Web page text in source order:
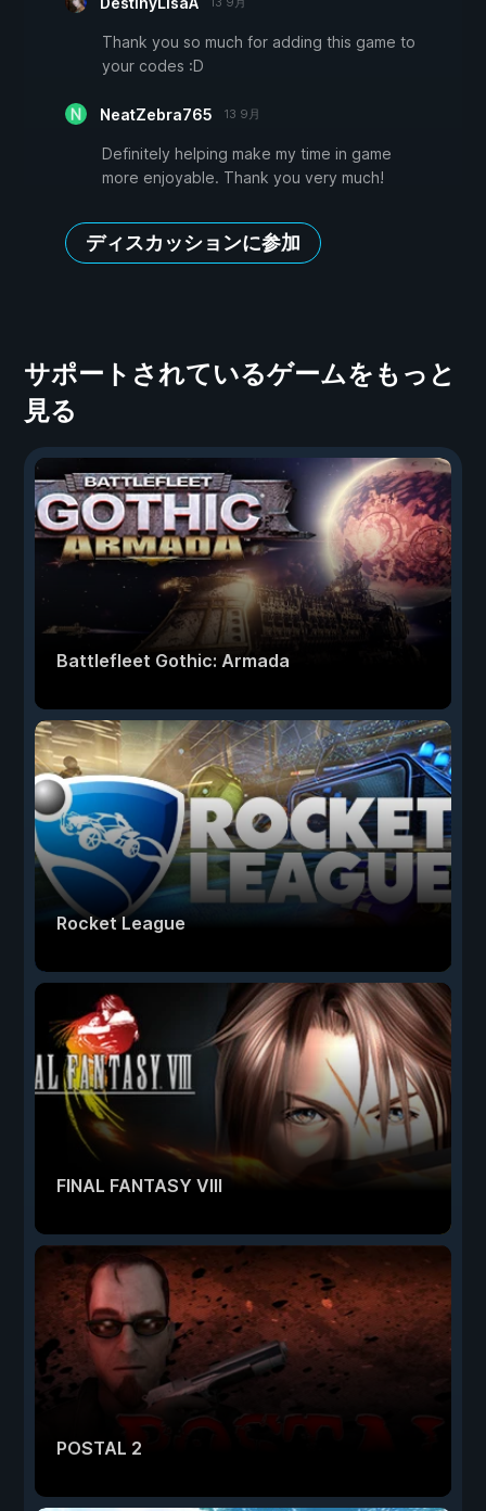
Thank you so much for adding this game to
your codes :D
NeatZebra765 13 9月
Definitely helping make my time in game
more enjoyable. Thank you very much!
ディスカッションに参加
サポートされているゲームをもっと
見る
Battlefleet Gothic: Armada
Rocket League
FINAL FANTASY VIII
POSTAL 2